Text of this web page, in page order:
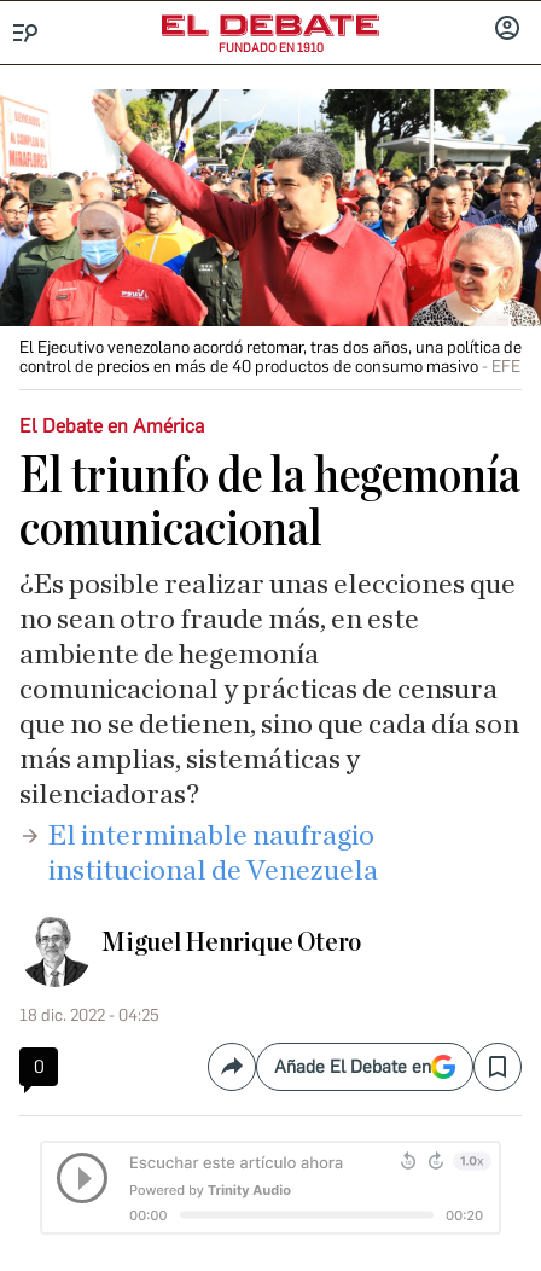
FUNDADO EN 1910
El Ejecutivo venezolano acordó retomar, tras dos años, una política de
control de precios en más de 40 productos de consumo masivo
EFE
El Debate en América
El triunfo de la hegemonía
comunicacional
¿Es posible realizar unas elecciones que
no sean otro fraude más, en este
ambiente de hegemonía
comunicacional y prácticas de censura
que no se detienen, sino que cada día son
más amplias, sistemáticas y
silenciadoras?
El interminable naufragio
institucional de Venezuela​
Miguel Henrique Otero
18 dic. 2022 - 04:25
0 CompartirAñade El Debate en Save